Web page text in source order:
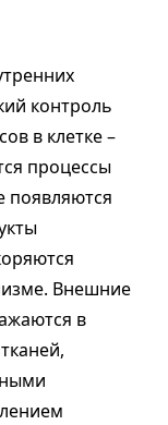
контроль
в клетке –
процессы
появляются
Внешние
в